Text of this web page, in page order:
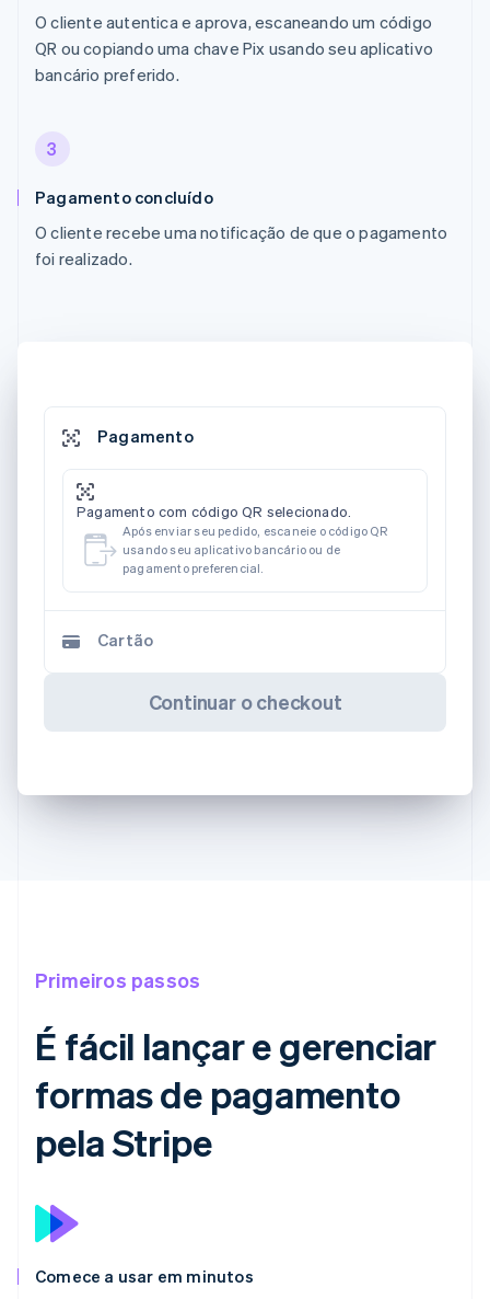
O cliente autentica e aprova, escaneando um código
QR ou copiando uma chave Pix usando seu aplicativo
bancário preferido.
3
Pagamento concluído
O cliente recebe uma notificação de que o pagamento
foi realizado.
Pagamento
Pagamento com código QR selecionado.
Após enviar seu pedido, escaneie o código QR
usando seu aplicativo bancário ou de
pagamento preferencial.
Cartão
Continuar o checkout
Primeiros passos
É fácil lançar e gerenciar
formas de pagamento
pela Stripe
Comece a usar em minutos